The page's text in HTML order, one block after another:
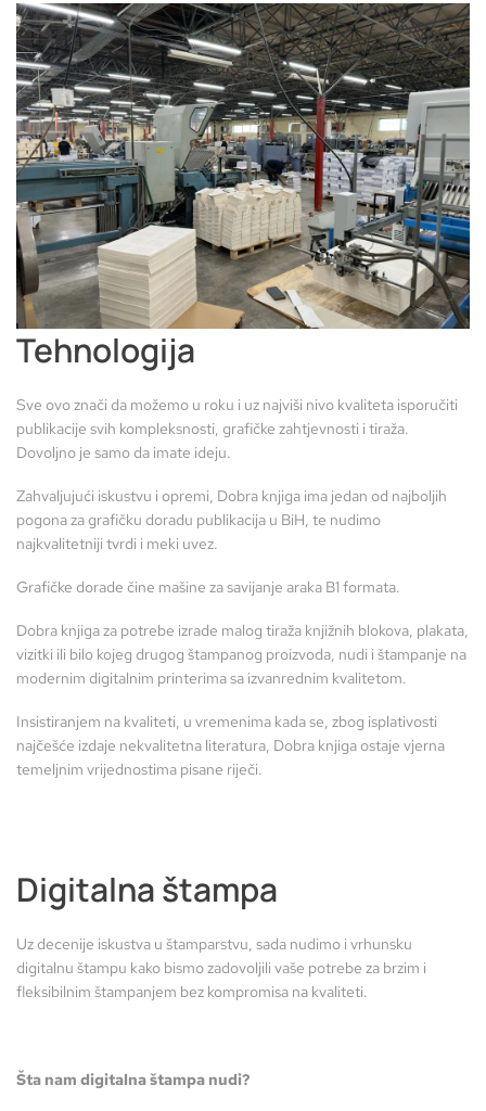
Tehnologija
Sve ovo znači da možemo u roku i uz najviši nivo kvaliteta isporučiti
publikacije svih kompleksnosti, grafičke zahtjevnosti i tiraža.
Dovoljno je samo da imate ideju.
Zahvaljujući iskustvu i opremi, Dobra knjiga ima jedan od najboljih
pogona za grafičku doradu publikacija u BiH, te nudimo
najkvalitetniji tvrdi i meki uvez.
Grafičke dorade čine mašine za savijanje araka B1 formata.
Dobra knjiga za potrebe izrade malog tiraža knjižnih blokova, plakata,
vizitki ili bilo kojeg drugog štampanog proizvoda, nudi i štampanje na
modernim digitalnim printerima sa izvanrednim kvalitetom.
Insistiranjem na kvaliteti, u vremenima kada se, zbog isplativosti
najčešće izdaje nekvalitetna literatura, Dobra knjiga ostaje vjerna
temeljnim vrijednostima pisane riječi.
Digitalna štampa
Uz decenije iskustva u štamparstvu, sada nudimo i vrhunsku
digitalnu štampu kako bismo zadovoljili vaše potrebe za brzim i
fleksibilnim štampanjem bez kompromisa na kvaliteti.
Šta nam digitalna štampa nudi?